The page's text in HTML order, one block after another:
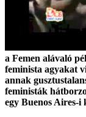
a Femen alávaló
feminista agyakat
annak
feministák
egy Buenos Aires-i